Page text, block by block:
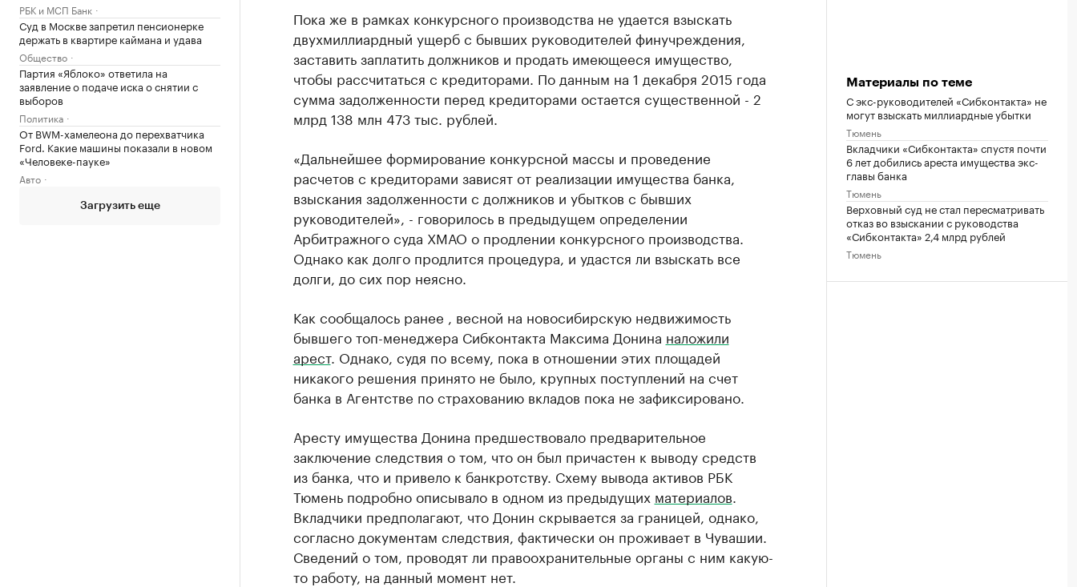
РБК и МСП Банк
Суд в Москве запретил пенсионерке
держать в квартире каймана и удава
Общество
Партия «Яблоко» ответила на
заявление о подаче иска о снятии с
выборов
Политика
От BWM-хамелеона до перехватчика
Ford. Какие машины показали в новом
«Человеке-пауке»
Авто
Загрузить еще
Пока же в рамках конкурсного производства не удается взыскать
двухмиллиардный ущерб с бывших руководителей финучреждения,
заставить заплатить должников и продать имеющееся имущество,
чтобы рассчитаться с кредиторами. По данным на 1 декабря 2015 года
сумма задолженности перед кредиторами остается существенной - 2
млрд 138 млн 473 тыс. рублей.
«Дальнейшее формирование конкурсной массы и проведение
расчетов с кредиторами зависят от реализации имущества банка,
взыскания задолженности с должников и убытков с бывших
руководителей», - говорилось в предыдущем определении
Арбитражного суда ХМАО о продлении конкурсного производства.
Однако как долго продлится процедура, и удастся ли взыскать все
долги, до сих пор неясно.
Как сообщалось ранее , весной на новосибирскую недвижимость
бывшего топ-менеджера Сибконтакта Максима Донина наложили
арест. Однако, судя по всему, пока в отношении этих площадей
никакого решения принято не было, крупных поступлений на счет
банка в Агентстве по страхованию вкладов пока не зафиксировано.
Аресту имущества Донина предшествовало предварительное
заключение следствия о том, что он был причастен к выводу средств
из банка, что и привело к банкротству. Схему вывода активов РБК
Тюмень подробно описывало в одном из предыдущих материалов
Вкладчики предполагают, что Донин скрывается за границей, однако,
согласно документам следствия, фактически он проживает в Чувашии.
Сведений о том, проводят ли правоохранительные органы с ним какую-
то работу, на данный момент нет.
Материалы по теме
С экс-руководителей «Сибконтакта» не
могут взыскать миллиардные убытки
Тюмень
Вкладчики «Сибконтакта» спустя почти
6 лет добились ареста имущества экс-
главы банка
Тюмень
Верховный суд не стал пересматривать
отказ во взыскании с руководства
«Сибконтакта» 2,4 млрд рублей
Тюмень